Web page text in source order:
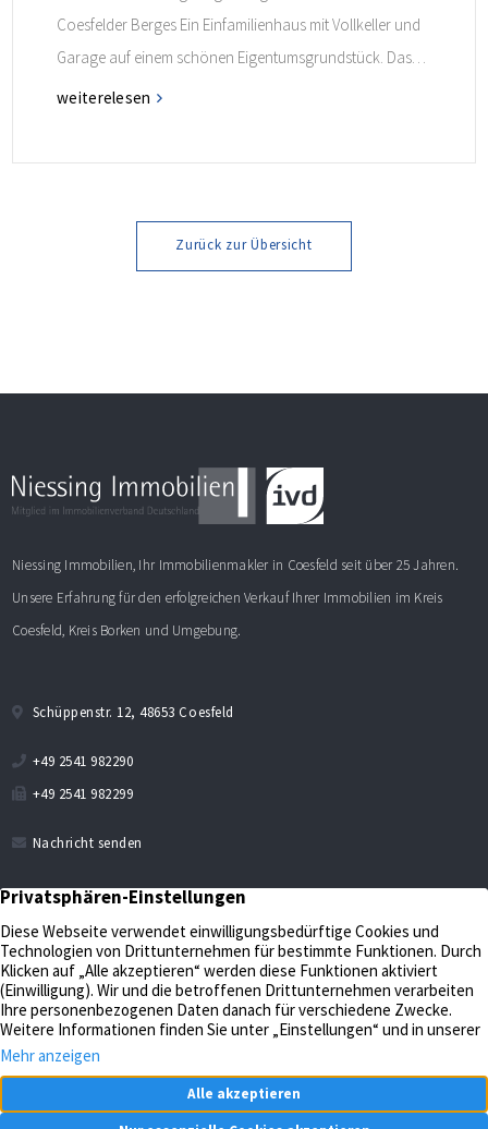
Coesfelder Berges Ein Einfamilienhaus mit Vollkeller und
Garage auf einem schönen Eigentumsgrundstück. Das
Haus ist in Fertigbauweise erstellt und ist ideal für alle
weiterelesen
Zurück zur Übersicht
Niessing Immobilien, Ihr Immobilienmakler in Coesfeld seit über 25 Jahren.
Unsere Erfahrung für den erfolgreichen Verkauf Ihrer Immobilien im Kreis
Coesfeld, Kreis Borken und Umgebung.
Schüppenstr. 12, 48653 Coesfeld
+49 2541 982290
+49 2541 982299
Nachricht senden
Verkaufen
Aktuelles
Bewerten
Kontakt
Impressum
Verwalten
Datenschutz
Unternehmen